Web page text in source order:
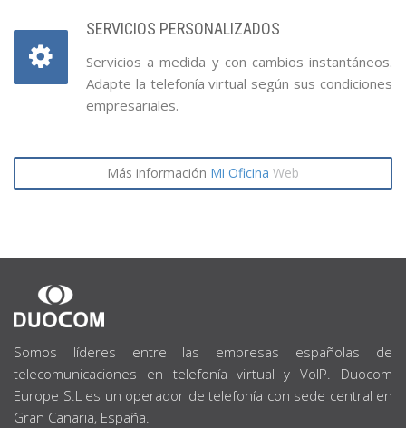
SERVICIOS PERSONALIZADOS
Servicios a medida y con cambios instantáneos.
Adapte la telefonía virtual según sus condiciones
empresariales.
Más información Mi Oficina Web
SOBRE
NOSOTROS
Somos líderes entre las empresas españolas de
telecomunicaciones en telefonía virtual y VoIP. Duocom
Europe S.L es un operador de telefonía con sede central en
Gran Canaria, España.